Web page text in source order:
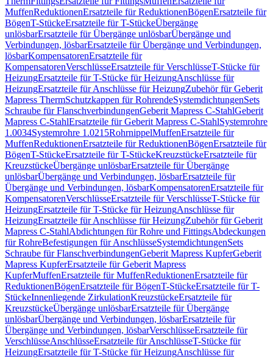
MuffenReduktionenErsatzteile für ReduktionenBögenErsatzteile für
BögenT-StückeErsatzteile für T-StückeÜbergänge
unlösbarErsatzteile für Übergänge unlösbarÜbergänge und
Verbindungen, lösbarErsatzteile für Übergänge und Verbindungen,
lösbarKompensatorenErsatzteile für
KompensatorenVerschlüsseErsatzteile für VerschlüsseT-Stücke für
HeizungErsatzteile für T-Stücke für HeizungAnschlüsse für
HeizungErsatzteile für Anschlüsse für HeizungZubehör für Geberit
Mapress ThermSchutzkappen für RohrendeSystemdichtungenSets
Schraube für FlanschverbindungenGeberit Mapress C-StahlGeberit
Mapress C-StahlErsatzteile für Geberit Mapress C-StahlSystemrohre
1.0034Systemrohre 1.0215RohrnippelMuffenErsatzteile für
MuffenReduktionenErsatzteile für ReduktionenBögenErsatzteile für
BögenT-StückeErsatzteile für T-StückeKreuzstückeErsatzteile für
KreuzstückeÜbergänge unlösbarErsatzteile für Übergänge
unlösbarÜbergänge und Verbindungen, lösbarErsatzteile für
Übergänge und Verbindungen, lösbarKompensatorenErsatzteile für
KompensatorenVerschlüsseErsatzteile für VerschlüsseT-Stücke für
HeizungErsatzteile für T-Stücke für HeizungAnschlüsse für
HeizungErsatzteile für Anschlüsse für HeizungZubehör für Geberit
Mapress C-StahlAbdichtungen für Rohre und FittingsAbdeckungen
für RohreBefestigungen für AnschlüsseSystemdichtungenSets
Schraube für FlanschverbindungenGeberit Mapress KupferGeberit
Mapress KupferErsatzteile für Geberit Mapress
KupferMuffenErsatzteile für MuffenReduktionenErsatzteile für
ReduktionenBögenErsatzteile für BögenT-StückeErsatzteile für T-
StückeInnenliegende ZirkulationKreuzstückeErsatzteile für
KreuzstückeÜbergänge unlösbarErsatzteile für Übergänge
unlösbarÜbergänge und Verbindungen, lösbarErsatzteile für
Übergänge und Verbindungen, lösbarVerschlüsseErsatzteile für
VerschlüsseAnschlüsseErsatzteile für AnschlüsseT-Stücke für
HeizungErsatzteile für T-Stücke für HeizungAnschlüsse für